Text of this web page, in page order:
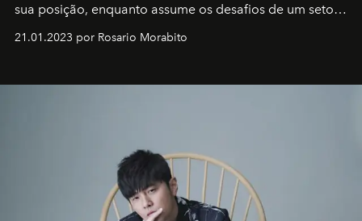
sua posição, enquanto assume os desafios de um setor
21.01.2023 por Rosario Morabito